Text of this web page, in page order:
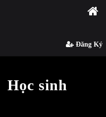
Đăng Ký
Học sinh